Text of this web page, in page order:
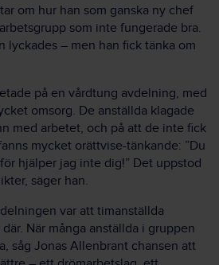
om hur han som ganska ny chef
som inte fungerade bra.
lyckades – men han fick tänka om
på en vårdtung avdelning, med
omsorg. De anställda klagade
med arbetet, och på att de inte fick
mycket orättvise-tänkande: ”Du
hjälper jag inte dig!” Det uppstod
säger han.
var att timanställda
När många anställda i gruppen
såg Jonas Allenbrant chansen att